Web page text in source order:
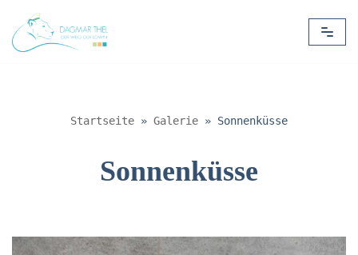
Zum
Startseite » Galerie » Sonnenküsse
Sonnenküsse